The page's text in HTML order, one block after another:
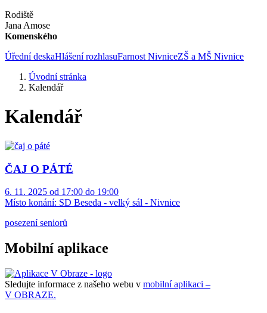
Rodiště
Jana Amose
Komenského
Úřední deskaHlášení rozhlasuFarnost NivniceZŠ a MŠ Nivnice
Úvodní stránka
Kalendář
Kalendář
ČAJ O PÁTÉ
6. 11. 2025 od 17:00 do 19:00
Místo konání: SD Beseda - velký sál - Nivnice
posezení seniorů
Mobilní aplikace
Sledujte informace z našeho webu v mobilní aplikaci –
V OBRAZE.